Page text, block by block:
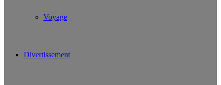
Voyage
Divertissement